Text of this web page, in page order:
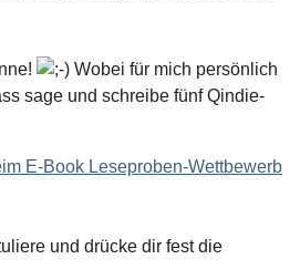
Wobei für mich persönlich
sage und schreibe fünf Qindie-
E-Book Leseproben-Wettbewerb
und drücke dir fest die